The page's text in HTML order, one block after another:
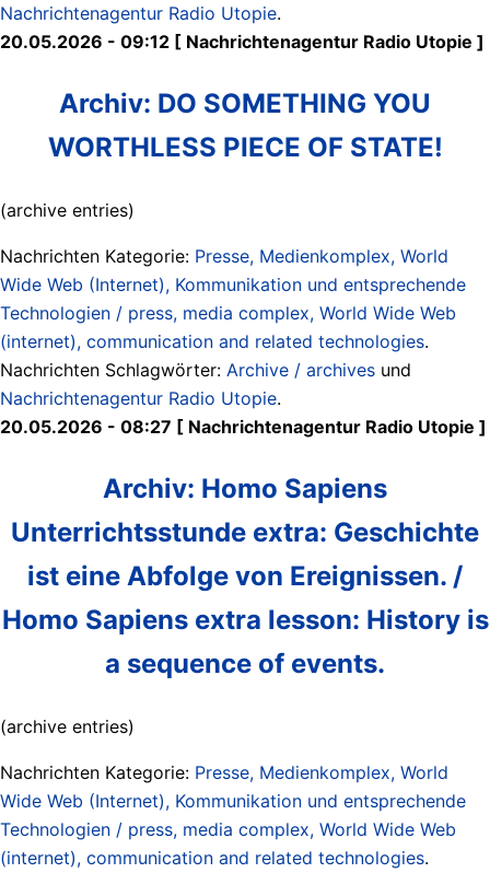
Nachrichtenagentur Radio Utopie.
20.05.2026 - 09:12 [ Nachrichtenagentur Radio Utopie ]
Archiv: DO SOMETHING YOU
WORTHLESS PIECE OF STATE!
(archive entries)
Nachrichten Kategorie: Presse, Medienkomplex, World
Wide Web (Internet), Kommunikation und entsprechende
Technologien / press, media complex, World Wide Web
(internet), communication and related technologies.
Nachrichten Schlagwörter: Archive / archives und
Nachrichtenagentur Radio Utopie.
20.05.2026 - 08:27 [ Nachrichtenagentur Radio Utopie ]
Archiv: Homo Sapiens
Unterrichtsstunde extra: Geschichte
ist eine Abfolge von Ereignissen. /
Homo Sapiens extra lesson: History is
a sequence of events.
(archive entries)
Nachrichten Kategorie: Presse, Medienkomplex, World
Wide Web (Internet), Kommunikation und entsprechende
Technologien / press, media complex, World Wide Web
(internet), communication and related technologies.